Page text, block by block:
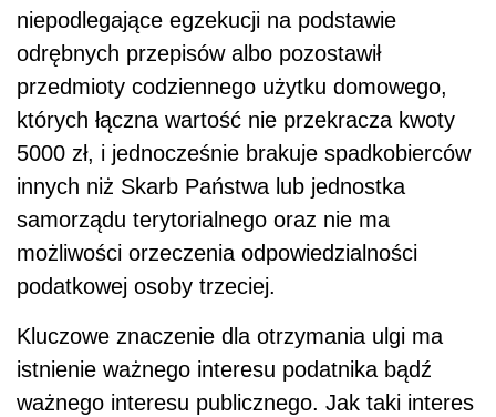
niepodlegające egzekucji na podstawie
odrębnych przepisów albo pozostawił
przedmioty codziennego użytku domowego,
których łączna wartość nie przekracza kwoty
5000 zł, i jednocześnie brakuje spadkobierców
innych niż Skarb Państwa lub jednostka
samorządu terytorialnego oraz nie ma
możliwości orzeczenia odpowiedzialności
podatkowej osoby trzeciej.
Kluczowe znaczenie dla otrzymania ulgi ma
istnienie ważnego interesu podatnika bądź
ważnego interesu publicznego. Jak taki interes